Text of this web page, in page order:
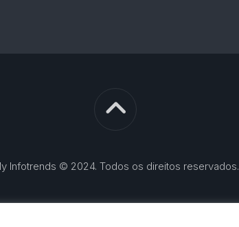
Infotrends © 2024. Todos os direitos reservados.